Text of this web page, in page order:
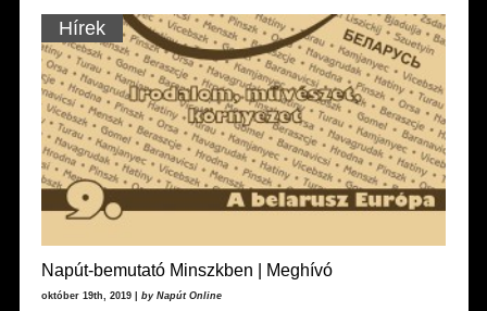
Hírek
Napút-bemutató Minszkben | Meghívó
október 19th, 2019 | by Napút Online